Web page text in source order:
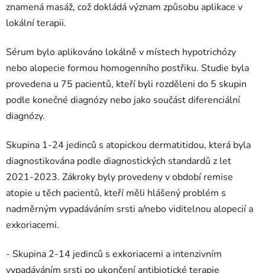
znamená masáž, což dokládá význam způsobu aplikace v
lokální terapii.
Sérum bylo aplikováno lokálně v místech hypotrichózy
nebo alopecie formou homogenního postřiku. Studie byla
provedena u 75 pacientů, kteří byli rozděleni do 5 skupin
podle konečné diagnózy nebo jako součást diferenciální
diagnózy.
Skupina 1-24 jedinců s atopickou dermatitidou, která byla
diagnostikována podle diagnostických standardů z let
2021-2023. Zákroky byly provedeny v období remise
atopie u těch pacientů, kteří měli hlášený problém s
nadměrným vypadáváním srsti a/nebo viditelnou alopecií a
exkoriacemi.
- Skupina 2-14 jedinců s exkoriacemi a intenzivním
vypadáváním srsti po ukončení antibiotické terapie